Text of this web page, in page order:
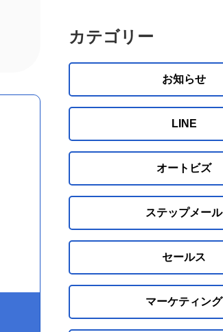
カテゴリー
お知らせ
LINE
オートビズ
ステップメール
セールス
マーケティング